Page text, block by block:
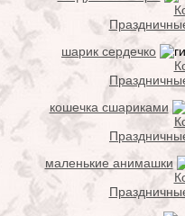
шарик сердечко
кошечка сшариками
маленькие анимашки